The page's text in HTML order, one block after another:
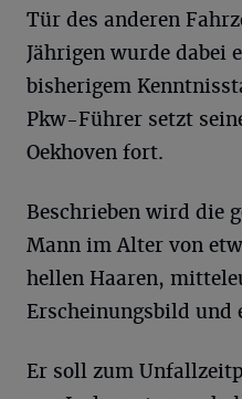
Tür des anderen
Jährigen wurde dabei
bisherigem
Pkw-Führer setzt
Oekhoven fort.
Beschrieben wird die
Mann im Alter von
hellen Haaren,
Erscheinungsbild und
Er soll zum